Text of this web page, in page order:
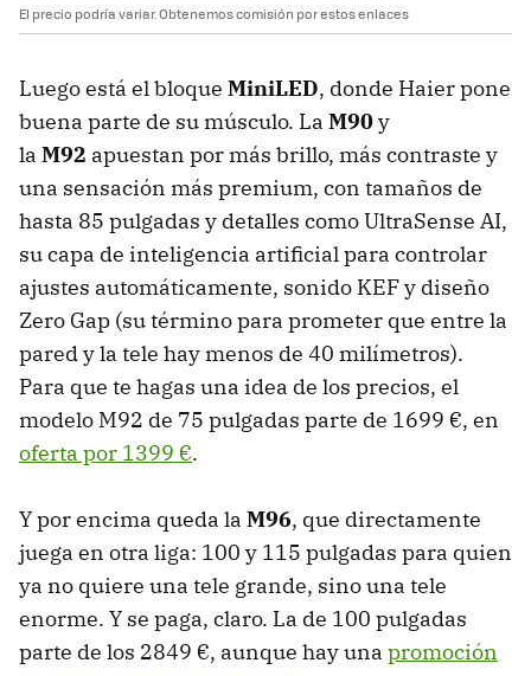
El precio podría variar. Obtenemos comisión por estos enlaces
Luego está el bloque MiniLED, donde Haier pone
buena parte de su músculo. La M90y
la M92 apuestan por más brillo, más contraste y
una sensación más premium, con tamaños de
hasta 85 pulgadas y detalles como UltraSense AI,
su capa de inteligencia artificial para controlar
ajustes automáticamente, sonido KEF y diseño
Zero Gap (su término para prometer que entre la
pared y la tele hay menos de 40 milímetros).
Para que te hagas una idea de los precios, el
modelo M92 de 75 pulgadas parte de 1699 €, en
oferta por 1399 €.
Y por encima queda la M96, que directamente
juega en otra liga: 100 y 115 pulgadas para quien
ya no quiere una tele grande, sino una tele
enorme. Y se paga, claro. La de 100 pulgadas
parte de los 2849 €, aunque hay una promoción